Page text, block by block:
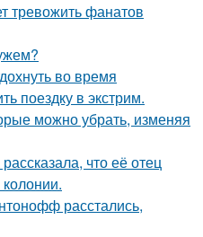
тревожить фанатов
во время
поездку в экстрим.
можно убрать, изменяя
что её отец
расстались,